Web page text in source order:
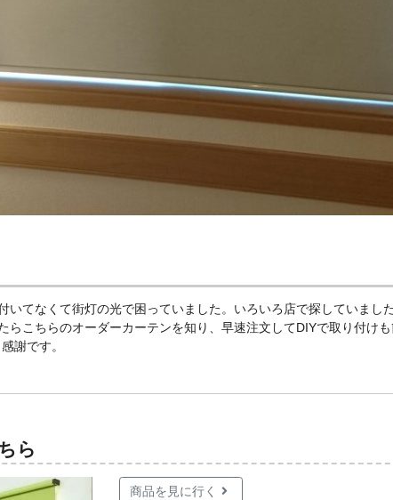
いてなくて街灯の光で困っていました。いろいろ 店で探していまし
らこちらのオーダーカーテンを知り、早速注文してDIYで取り付け
謝です。
ら
商品を見に行く